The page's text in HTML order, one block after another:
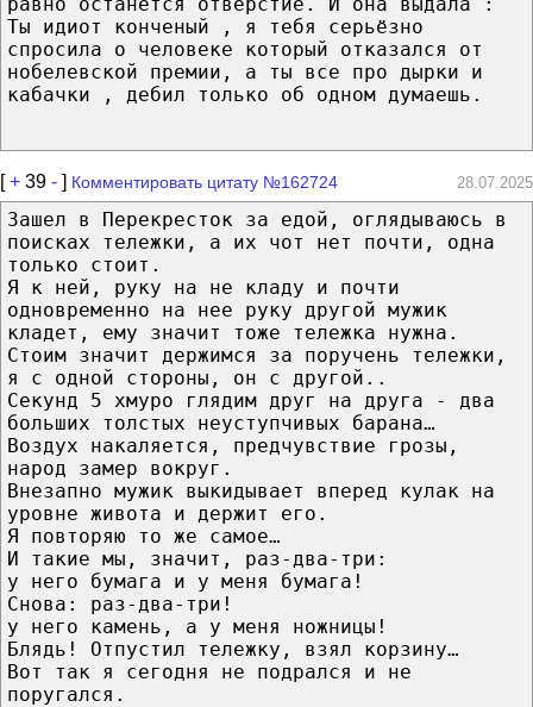
Ты идиот конченый , я тебя серьёзно
спросила о человеке который отказался от
нобелевской премии, а ты все про дырки и
кабачки , дебил только об одном думаешь.
[+ 39 - ] Комментировать цитату №162724 28.07.2025
Зашел в Перекресток за едой, оглядываюсь в
поисках тележки, а их чот нет почти, одна
только стоит.
Я к ней, руку на не кладу и почти
одновременно на нее руку другой мужик
кладет, ему значит тоже тележка нужна.
Стоим значит держимся за поручень тележки,
я с одной стороны, он с другой..
Секунд 5 хмуро глядим друг на друга - два
больших толстых неуступчивых барана…
Воздух накаляется, предчувствие грозы,
народ замер вокруг.
Внезапно мужик выкидывает вперед кулак на
уровне живота и держит его.
Я повторяю то же самое…
И такие мы, значит, раз-два-три:
у него бумага и у меня бумага!
Снова: раз-два-три!
у него камень, а у меня ножницы!
Блядь! Отпустил тележку, взял корзину…
Вот так я сегодня не подрался и не
поругался.